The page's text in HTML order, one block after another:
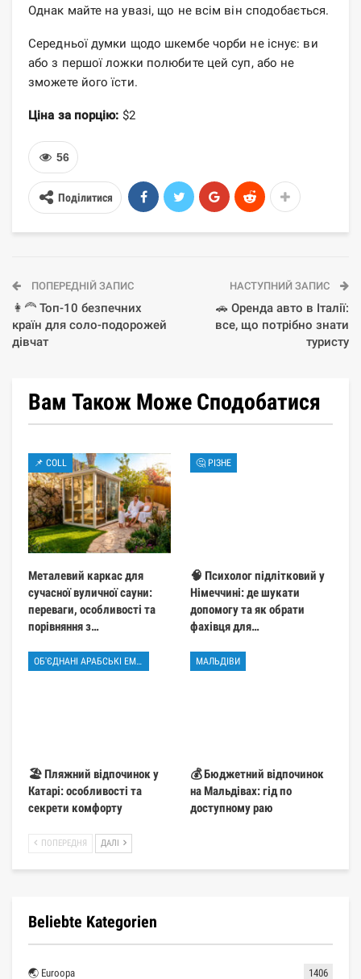
Однак майте на увазі, що не всім він сподобається.
Середньої думки щодо шкембе чорби не існує: ви
або з першої ложки полюбите цей суп, або не
зможете його їсти.
Ціна за порцію: $2
56
Поділитися
ПОПЕРЕДНІЙ ЗАПИС
👩‍🦰 Топ-10 безпечних
країн для соло-подорожей
дівчат
НАСТУПНИЙ ЗАПИС
🚗 Оренда авто в Італії:
все, що потрібно знати
туристу
Вам Також Може Сподобатися
📌 COLL
Металевий каркас для
сучасної вуличної сауни:
переваги, особливості та
порівняння з…
🤔 РІЗНЕ
🧠 Психолог підлітковий у
Німеччині: де шукати
допомогу та як обрати
фахівця для…
ОБ'ЄДНАНІ АРАБСЬКІ ЕМІРАТИ
🏖️ Пляжний відпочинок у
Катарі: особливості та
секрети комфорту
МАЛЬДІВИ
💰 Бюджетний відпочинок
на Мальдівах: гід по
доступному раю
ПОПЕРЕДНЯ ДАЛІ
Beliebte Kategorien
🌏 Euroopa 1406